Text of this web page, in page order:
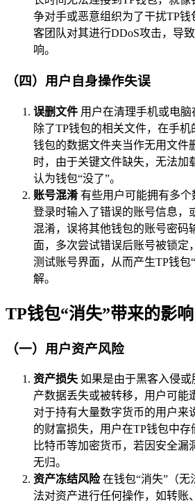
争对手或恶意组织为了干扰TP
客团队对其进行DDoS攻击，导
响。
（四）用户自身操作失误
误删文件 用户在清理手机或电
除了TP钱包的相关文件，在手
钱包的数据文件夹当作无用文件
时，由于关键文件缺失，无法加
认为钱包“没了”。
账号混淆 有些用户可能拥有多
登录时输入了错误的账号信息，
混淆，误将其他钱包的账号密码
面，多次尝试错误后账号被锁定
测试账号界面，从而产生TP钱包
解。
TP钱包“消失”带来的影响
（一）用户资产风险
资产损失 如果是由于黑客入侵
产数据丢失或被转移，用户可能
对于持有大量数字货币的用户来
的财富损失，用户在TP钱包中
比特币等加密货币，若因安全漏
无归。
资产冻结风险在钱包“消失”（无
法对资产进行任何操作，如转账